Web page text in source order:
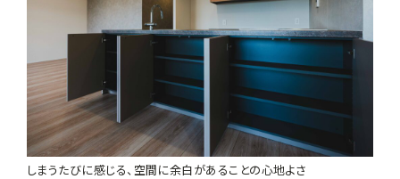
しまうたびに感じる、空間に余白があることの心地よさ